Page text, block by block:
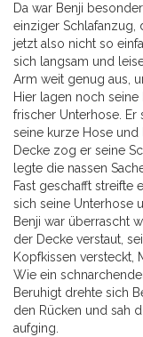
Da war Benji
einziger Schlafanzug,
jetzt also nicht so
sich langsam und
Arm weit genug aus,
Hier lagen noch
frischer Unterhose. Er
seine kurze Hose
Decke zog er seine
legte die nassen
Fast geschafft streifte
sich seine Unterhose
Benji war überrascht
der Decke verstaut,
Kopfkissen versteckt,
Wie ein
Beruhigt drehte sich
den Rücken und sah
aufging.